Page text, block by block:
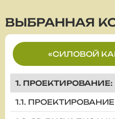
ВЫБРАННАЯ
«СИЛОВОЙ
1. ПРОЕКТИРОВАНИЕ:
1.1.